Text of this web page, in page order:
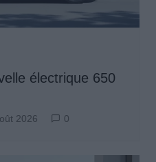
électrique 650
2026 0